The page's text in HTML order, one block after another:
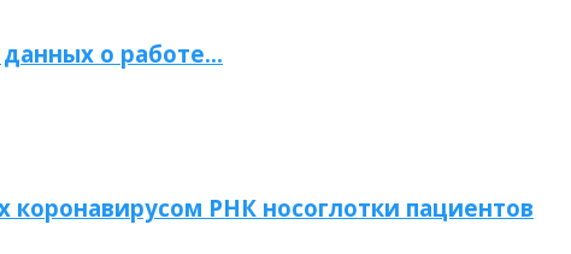
о работе…
РНК носоглотки пациентов